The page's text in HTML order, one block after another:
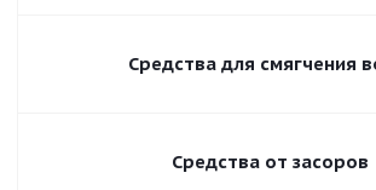
Средства для смягчения
Средства от засоров